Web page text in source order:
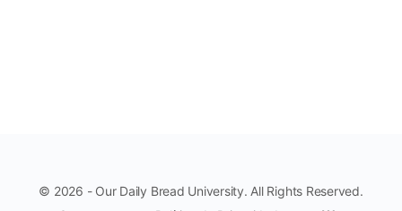
© 2026 - Our Daily Bread University. All Rights Reserved.